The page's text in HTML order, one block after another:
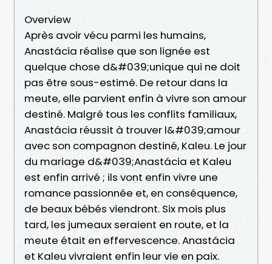
Overview
Après avoir vécu parmi les humains,
Anastácia réalise que son lignée est
quelque chose d&#039;unique qui ne doit
pas être sous-estimé. De retour dans la
meute, elle parvient enfin à vivre son amour
destiné. Malgré tous les conflits familiaux,
Anastácia réussit à trouver l&#039;amour
avec son compagnon destiné, Kaleu. Le jour
du mariage d&#039;Anastácia et Kaleu
est enfin arrivé ; ils vont enfin vivre une
romance passionnée et, en conséquence,
de beaux bébés viendront. Six mois plus
tard, les jumeaux seraient en route, et la
meute était en effervescence. Anastácia
et Kaleu vivraient enfin leur vie en paix.